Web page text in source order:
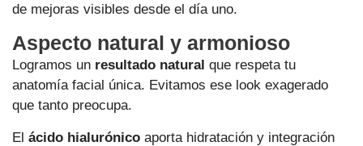
de mejoras visibles desde el día uno.
Aspecto natural y armonioso
Logramos un resultado natural que respeta tu
anatomía facial única. Evitamos ese look exagerado
que tanto preocupa.
El ácido hialurónico aporta hidratación y integración